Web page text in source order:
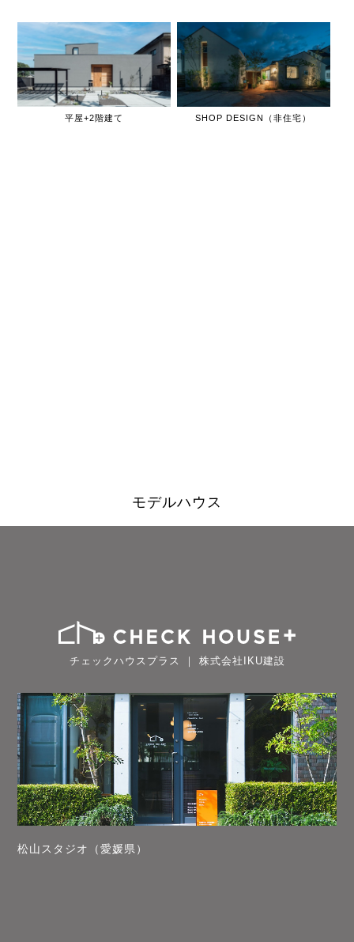
平屋+2階建て SHOP DESIGN（非住宅）
モデルハウス
チェックハウスプラス ｜ 株式会社IKU建設
松山スタジオ（愛媛県）